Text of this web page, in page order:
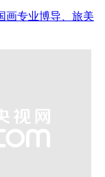
画专业博导、旅美